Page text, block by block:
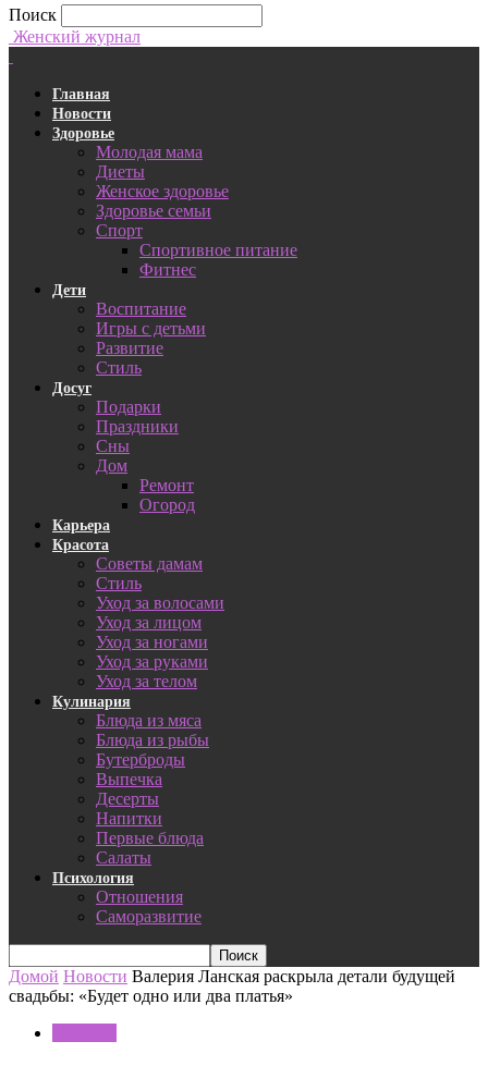
Поиск
Женский журнал
Главная
Новости
Здоровье
Молодая мама
Диеты
Женское здоровье
Здоровье семьи
Спорт
Спортивное питание
Фитнес
Дети
Воспитание
Игры с детьми
Развитие
Стиль
Досуг
Подарки
Праздники
Сны
Дом
Ремонт
Огород
Карьера
Красота
Советы дамам
Стиль
Уход за волосами
Уход за лицом
Уход за ногами
Уход за руками
Уход за телом
Кулинария
Блюда из мяса
Блюда из рыбы
Бутерброды
Выпечка
Десерты
Напитки
Первые блюда
Салаты
Психология
Отношения
Саморазвитие
Домой Новости Валерия Ланская раскрыла детали будущей
свадьбы: «Будет одно или два платья»